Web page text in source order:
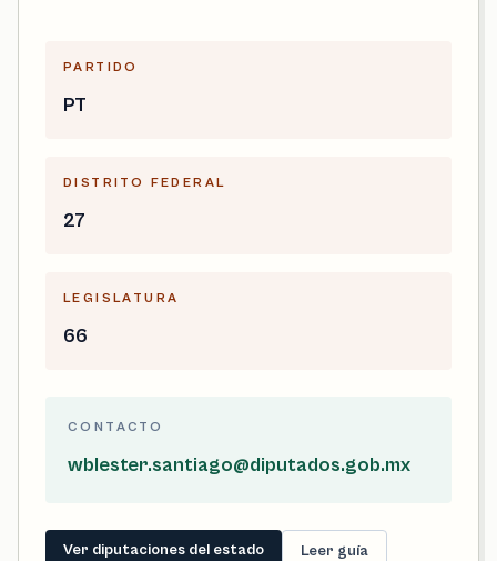
PARTIDO
PT
DISTRITO FEDERAL
27
LEGISLATURA
66
CONTACTO
wblester.santiago@diputados.gob.mx
Ver diputaciones del estado Leer guía